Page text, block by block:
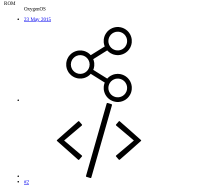
ROM
OxygenOS
23 May 2015
#2